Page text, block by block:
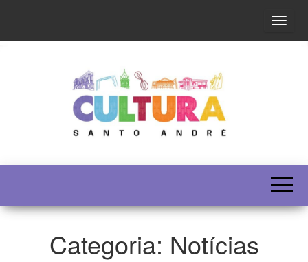
SECULT
Categoria: Notícias